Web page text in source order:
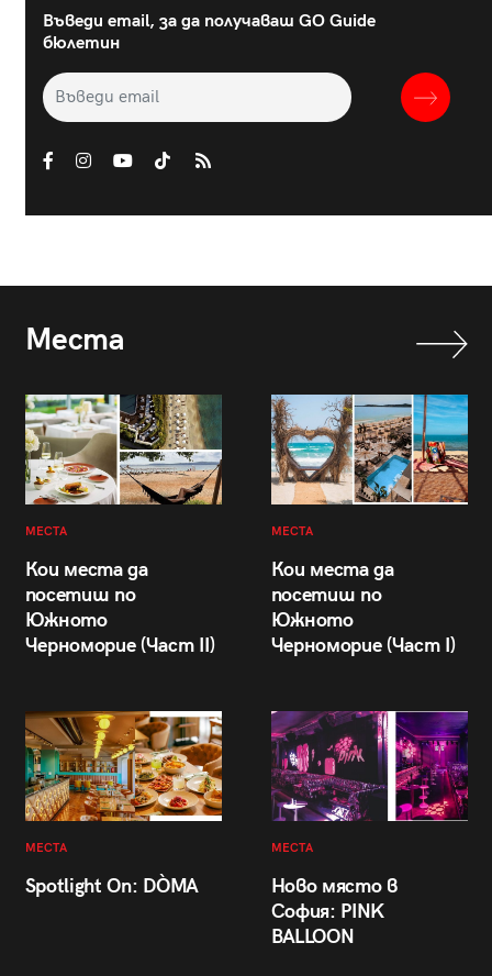
Въведи email, за да получаваш GO Guide
бюлетин
Места
МЕСТА
Кои места да
посетиш по
Южното
Черноморие (Част II)
МЕСТА
Кои места да
посетиш по
Южното
Черноморие (Част I)
МЕСТА
Spotlight On: DÒMA
МЕСТА
Ново място в
София: PINK
BALLOON